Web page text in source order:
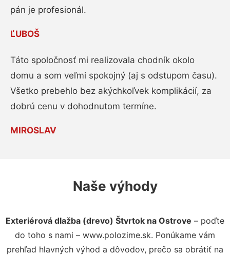
pán je profesionál.
ĽUBOŠ
Táto spoločnosť mi realizovala chodník okolo
domu a som veľmi spokojný (aj s odstupom času).
Všetko prebehlo bez akýchkoľvek komplikácií, za
dobrú cenu v dohodnutom termíne.
MIROSLAV
Naše výhody
Exteriérová dlažba (drevo) Štvrtok na Ostrove – poďte
do toho s nami – www.polozime.sk. Ponúkame vám
prehľad hlavných výhod a dôvodov, prečo sa obrátiť na